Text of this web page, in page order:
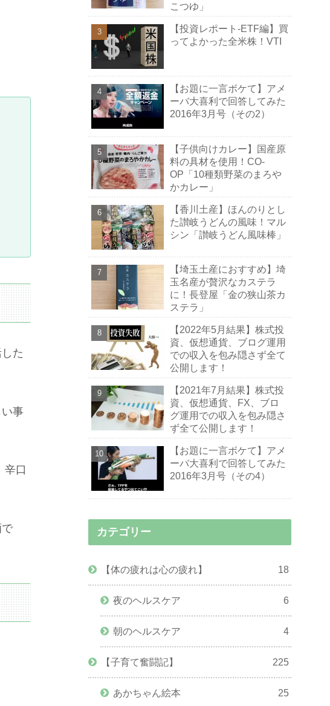
た
事
辛口
こつゆ」
【投資レポート-ETF編】買
ってよかった全米株！VTI
【お題に一言ボケて】アメ
ーバ大喜利で回答してみた
2016年3月号（その2）
【子供向けカレー】国産原
料の具材を使用！CO-
OP「10種類野菜のまろや
かカレー」
【香川土産】ほんのりとし
た讃岐うどんの風味！マル
シン「讃岐うどん風味棒」
【埼玉土産におすすめ】埼
玉名産が贅沢なカステラ
に！長登屋「金の狭山茶カ
ステラ」
【2022年5月結果】株式投
資、仮想通貨、ブログ運用
での収入を包み隠さず全て
公開します！
【2021年7月結果】株式投
資、仮想通貨、FX、ブロ
グ運用での収入を包み隠さ
ず全て公開します！
【お題に一言ボケて】アメ
ーバ大喜利で回答してみた
2016年3月号（その4）
カテゴリー
【体の疲れは心の疲れ】 18
夜のヘルスケア 6
朝のヘルスケア 4
【子育て奮闘記】 225
あかちゃん絵本 25